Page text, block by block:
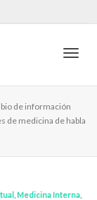
de información
de medicina de habla
, Medicina Interna,